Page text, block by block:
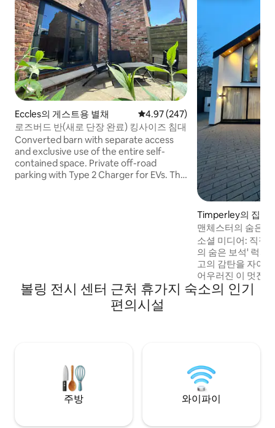
Eccles의 게스트용 별채 평점 4.97점(5점 만점), 후기 247
4.97 (247)
로즈버드 반(새로 단장 완료) 킹사이즈 침대
Converted barn with separate access
and exclusive use of the entire self-
contained space. Private off-road
parking with Type 2 Charger for EVs. The
coffee machine.
Timperley의 집
맨체스터의 숨은
소셜 미디어: 직접
의 숨은 보석' 럭셔리 프라이빗 휴양지 – 최
고의 감탄을 자아
어우러진 이 멋진
보세요. 온수 욕조
의 세련된 라운지
센터에서 매우 가
볼링 전시 센터 근처 휴가지 숙소의 인기
편의시설
주방 와이파이